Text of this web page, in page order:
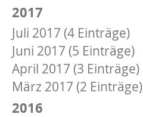
2017
Juli 2017 (4 Einträge)
Juni 2017 (5 Einträge)
April 2017 (3 Einträge)
März 2017 (2 Einträge)
2016